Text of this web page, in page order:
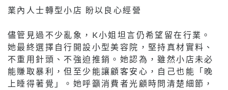
業內人士轉型小店 盼以良心經營
儘管見過不少亂象，K小姐坦言仍希望留在行業。
她最終選擇自行開設小型美容院，堅持真材實料、
不重用針頭、不強迫推銷。她認為，雖然小店未必
能賺取暴利，但至少能讓顧客安心，自己也能「晚
上睡得著覺」。她呼籲消費者光顧時問清楚細節，